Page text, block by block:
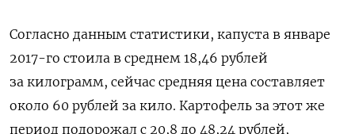
Согласно данным статистики, капуста в январе
2017-го стоила в среднем 18,46 рублей
за килограмм, сейчас средняя цена составляет
около 60 рублей за кило. Картофель за этот же
период подорожал с 20,8 до 48,24 рублей,